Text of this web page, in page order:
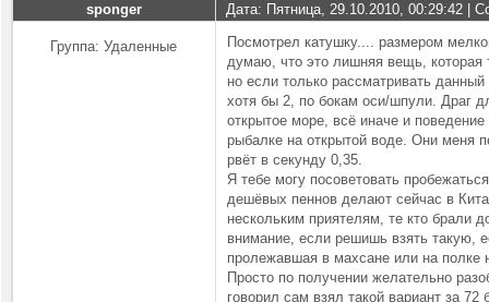
sponger Дата: Пятница, 29.10.2010, 00:29:42 |
Группа: Удаленные
Посмотрел катушку.... размером
думаю, что это лишняя вещь, которая
но если только рассматривать
хотя бы 2, по бокам оси/шпули. Драг
открытое море, всё иначе и
рыбалке на открытой воде. Они меня
рвёт в секунду 0,35.
Я тебе могу посоветовать
дешёвых пеннов делают сейчас в
нескольким приятелям, те кто брали
внимание, если решишь взять такую,
пролежавшая в махсане или на полке
Просто по получении желательно
говорил сам взял такой вариант за